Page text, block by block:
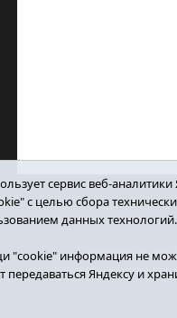
Учредитель: АНО
Регистрационный
сервис веб-
с целью сбора
данных технологий.
"cookie" информация не
Яндексу и